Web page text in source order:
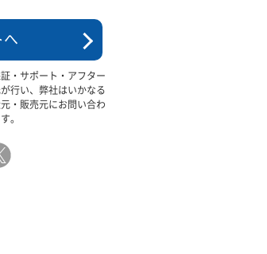
へ
・サポート・アフター
行い、弊社はいかなる
・販売元にお問い合わ
。